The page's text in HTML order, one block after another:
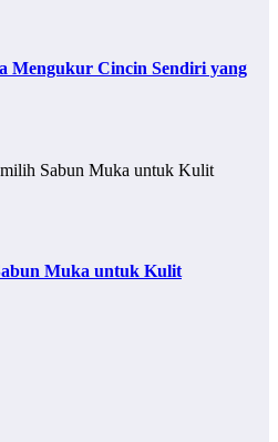
Mengukur Cincin Sendiri yang
Muka untuk Kulit